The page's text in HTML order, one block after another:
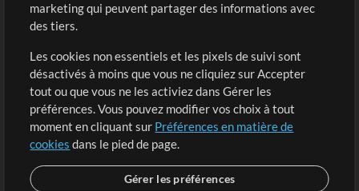
Contenu gratuit
Demander les pistes
Extras
Sessions
Soumettre votre contenu
Listes de lecture
Conférence MT
S'inscrire
marketing qui peuvent partager des informations avec
des tiers.
Les cookies non essentiels et les pixels de suivi sont
désactivés à moins que vous ne cliquiez sur Accepter
tout ou que vous ne les activiez dans Gérer les
préférences. Vous pouvez modifier vos choix à tout
moment en cliquant sur Préférences en matière de
cookies dans le pied de page.
Gérer les préférences